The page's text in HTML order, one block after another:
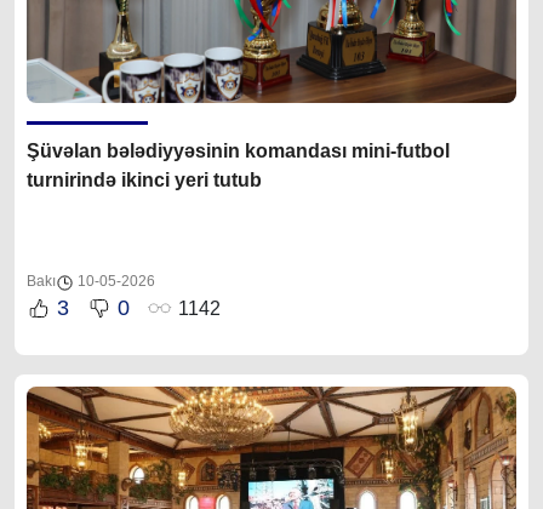
Şüvəlan bələdiyyəsinin komandası mini-futbol
turnirində ikinci yeri tutub
Bakı 10-05-2026
3 0 1142